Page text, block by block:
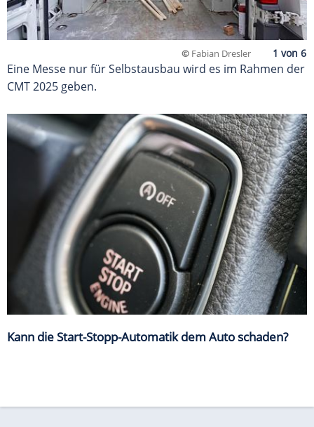
© Fabian Dresler
Eine Messe nur für Selbstausbau wird es im Rahmen der
CMT 2025 geben.
Kann die Start-Stopp-Automatik dem Auto schaden?